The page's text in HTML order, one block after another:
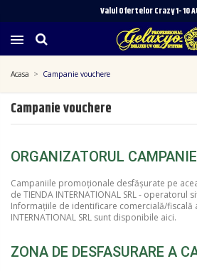
Valul Ofertelor Crazy 1- 10 A
Acasa Campanie vouchere
Campanie vouchere
ORGANIZATORUL
Campaniile promoționale desfășurate pe
de TIENDA INTERNATIONAL SRL - operatorul
Informațiile de identificare comercială/fiscală
INTERNATIONAL SRL sunt disponibile aici.
ZONA DE DESFASURARE A